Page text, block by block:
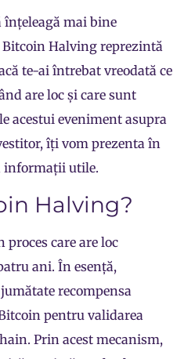
înțeleagă mai bine
Halving reprezintă
te-ai întrebat vreodată ce
are loc și care sunt
acestui eveniment asupra
îți vom prezenta în
informații utile.
Halving?
care are loc
ani. În esență,
recompensa
pentru validarea
Prin acest mecanism,